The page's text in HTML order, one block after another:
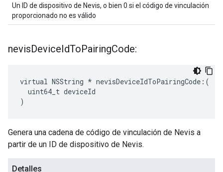
Un ID de dispositivo de Nevis, o bien 0 si el código de vinculación
proporcionado no es válido
nevisDeviceIdToPairingCode:
virtual NSString * nevisDeviceIdToPairingCode:(
  uint64_t deviceId
)
Genera una cadena de código de vinculación de Nevis a
partir de un ID de dispositivo de Nevis.
Detalles